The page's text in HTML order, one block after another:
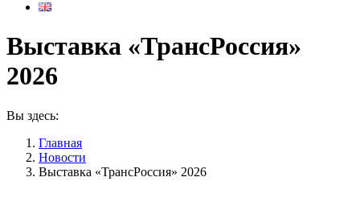
Выставка «ТрансРоссия»
2026
Вы здесь:
Главная
Новости
Выставка «ТрансРоссия» 2026